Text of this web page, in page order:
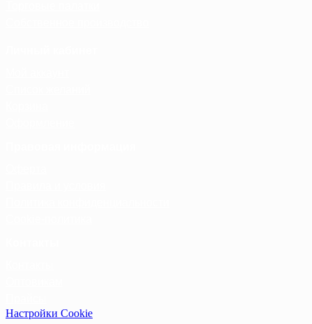
Настройки Cookie